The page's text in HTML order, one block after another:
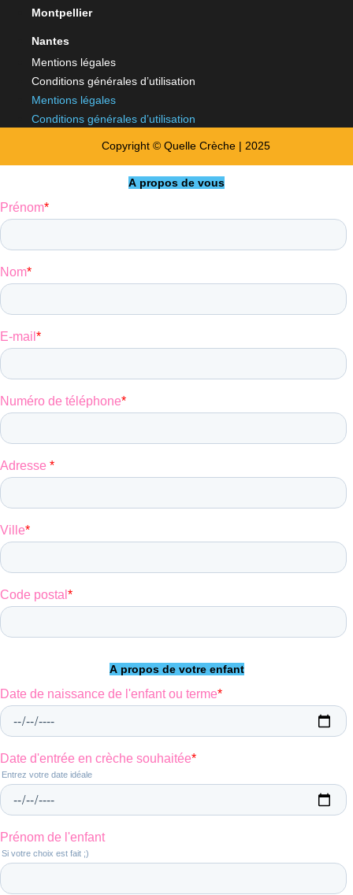
Montpellier
Nantes
Mentions légales
Conditions générales d’utilisation
Mentions légales
Conditions générales d’utilisation
Copyright © Quelle Crèche | 2025